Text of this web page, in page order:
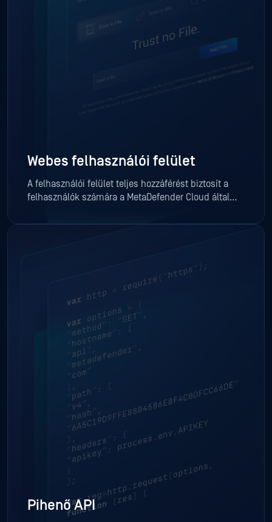
Webes felhasználói felület
A felhasználói felület teljes hozzáférést biztosít a
felhasználók számára a MetaDefender Cloud által
programok elemzéséhez vagy egyedi fájlok és IP-
Pihenő API